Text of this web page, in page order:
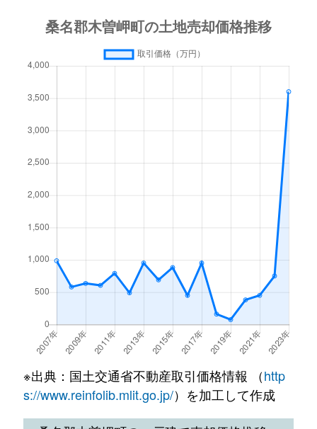
※出典：国土交通省不動産取引価格情報 （http
s://www.reinfolib.mlit.go.jp/）を加工して作成